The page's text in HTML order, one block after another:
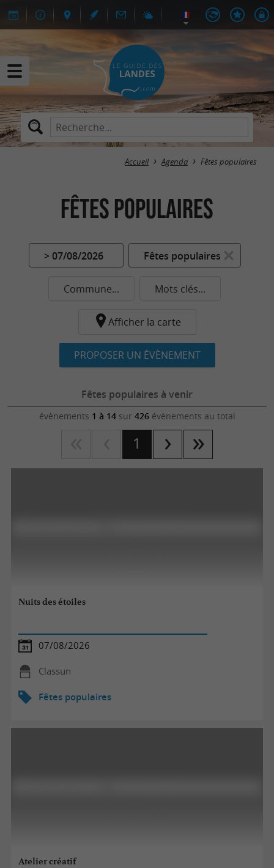
Accueil Agenda Fêtes populaires
Fêtes populaires
> 07/08/2026 Fêtes populaires
Commune... Mots clés...
Afficher la carte
PROPOSER UN ÉVÈNEMENT
Fêtes populaires à venir
évènements 1 à 14sur 426évènements au total
1
Nuits des étoiles
07/08/2026
Classun
Fêtes populaires
Atelier créatif